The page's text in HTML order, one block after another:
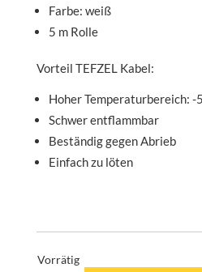
Farbe: weiß
5 m Rolle
Vorteil TEFZEL Kabel:
Hoher Temperaturbereich: -
Schwer entflammbar
Beständig gegen Abrieb
Einfach zu löten
Vorrätig